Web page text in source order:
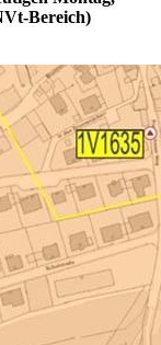
Bereich)